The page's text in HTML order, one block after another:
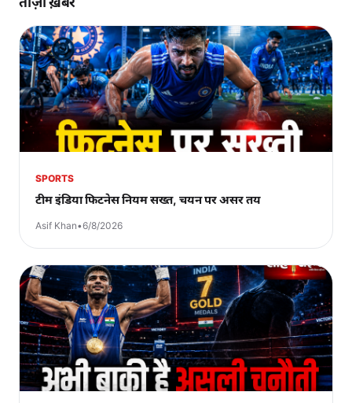
SPORTS
टीम इंडिया फिटनेस नियम सख्त, चयन पर असर तय
Asif Khan•6/8/2026